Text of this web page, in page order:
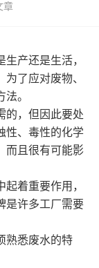
章
产还是生活，
了应对废物、
法。
的，但因此要处
性、毒性的化学
而且很有可能影
着重要作用，
是许多工厂需要
熟悉废水的特